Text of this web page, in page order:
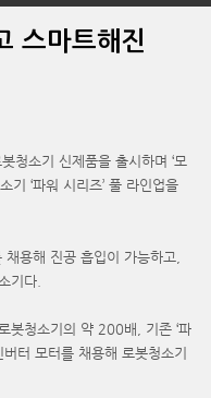
스마트해진
청소기 신제품을 출시하며 ‘모
기 ‘파워 시리즈’ 풀 라인업을
채용해 진공 흡입이 가능하고,
기다.
봇청소기의 약 200배, 기존 ‘파
터 모터를 채용해 로봇청소기